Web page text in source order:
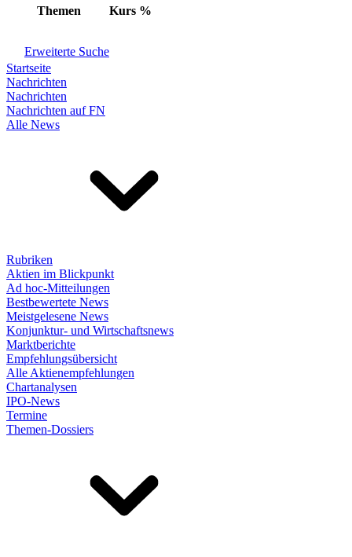
Themen Kurs %
Erweiterte Suche
Startseite
Nachrichten
Nachrichten
Nachrichten auf FN
Alle News
Rubriken
Aktien im Blickpunkt
Ad hoc-Mitteilungen
Bestbewertete News
Meistgelesene News
Konjunktur- und Wirtschaftsnews
Marktberichte
Empfehlungsübersicht
Alle Aktienempfehlungen
Chartanalysen
IPO-News
Termine
Themen-Dossiers